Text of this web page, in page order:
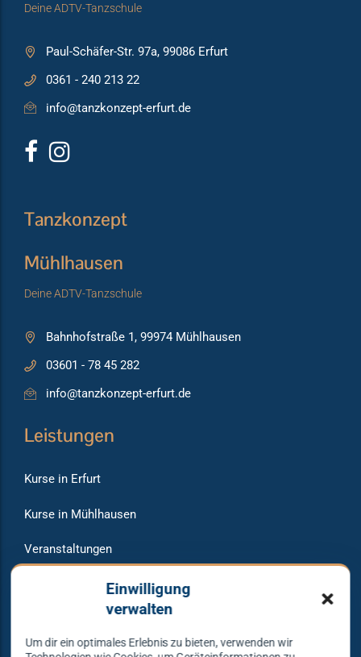
Einwilligung
verwalten
Um dir ein optimales Erlebnis zu bieten, verwenden wir
Deine ADTV-Tanzschule
Paul-Schäfer-Str. 97a, 99086 Erfurt
0361 - 240 213 22
info@tanzkonzept-erfurt.de
Tanzkonzept
Mühlhausen
Deine ADTV-Tanzschule
Bahnhofstraße 1, 99974 Mühlhausen
03601 - 78 45 282
info@tanzkonzept-erfurt.de
Leistungen
Kurse in Erfurt
Kurse in Mühlhausen
Veranstaltungen
Raumvermietung